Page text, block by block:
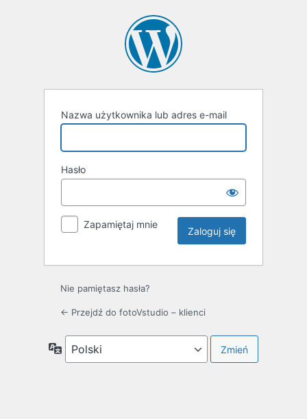
Nazwa użytkownika lub adres e-mail
Hasło
Zapamiętaj mnie
Nie pamiętasz hasła?
← Przejdź do fotoVstudio – klienci
Język